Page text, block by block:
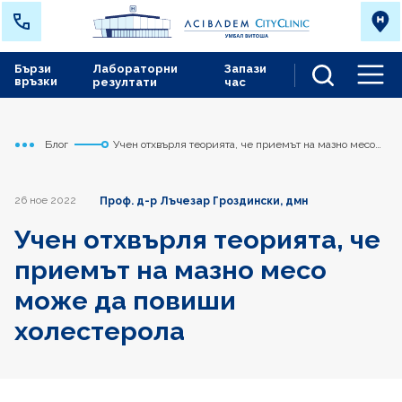
Лабораторни
резултати
Запази
час
Бързи
връзки
Начало
Сърдечно съдов център
Блог
Учен отхвърля теорията, че приемът на мазно месо
26 ное 2022 Проф. д-р Лъчезар Гроздински, дмн
Учен отхвърля теорията, че
приемът на мазно месо
може да повиши
холестерола